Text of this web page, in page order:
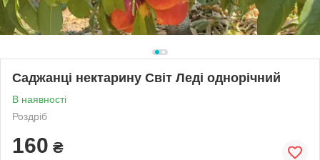
Саджанці нектарину Світ Леді однорічний
В наявності
Роздріб
160 ₴